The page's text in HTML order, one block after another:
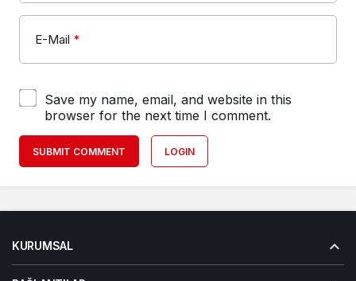
E-Mail *
Save my name, email, and website in this
browser for the next time I comment.
SUBMIT COMMENT LOGIN
KURUMSAL